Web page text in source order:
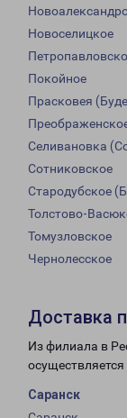
Новоселицкое
Покойное
Прасковея
Селивановка
Сотниковское
Стародубское
Толстово-
Томузловское
Чернолесское
Доставка
Из филиала в
Саранск